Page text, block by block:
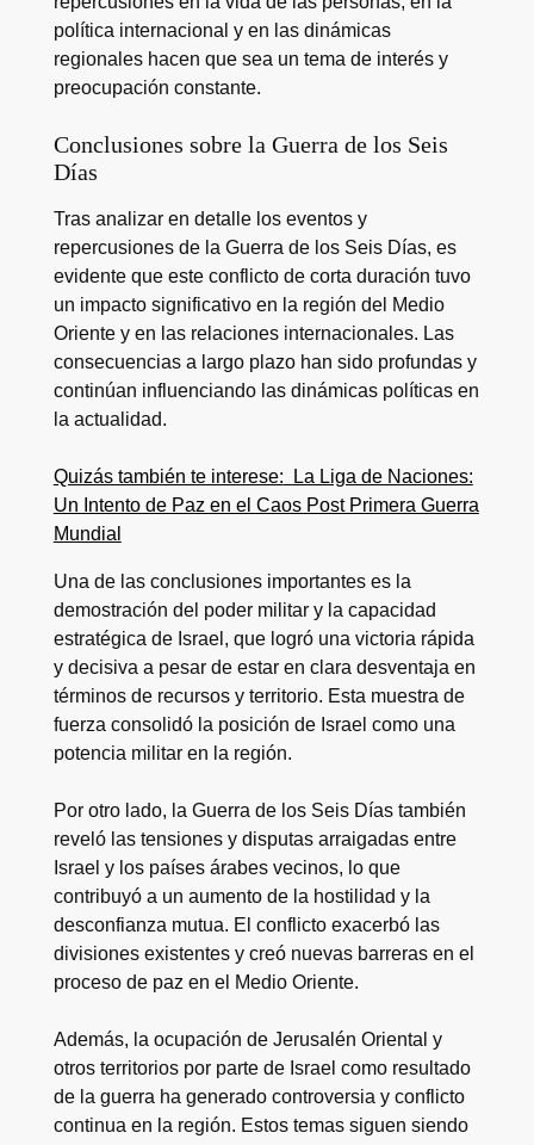
política internacional y en las dinámicas
regionales hacen que sea un tema de interés y
preocupación constante.
Conclusiones sobre la Guerra de los Seis
Días
Tras analizar en detalle los eventos y
repercusiones de la Guerra de los Seis Días, es
evidente que este conflicto de corta duración tuvo
un impacto significativo en la región del Medio
Oriente y en las relaciones internacionales. Las
consecuencias a largo plazo han sido profundas y
continúan influenciando las dinámicas políticas en
la actualidad.
Quizás también te interese:
La Liga de Naciones:
Un Intento de Paz en el Caos Post Primera Guerra
Mundial
Una de las conclusiones importantes es la
demostración del poder militar y la capacidad
estratégica de Israel, que logró una victoria rápida
y decisiva a pesar de estar en clara desventaja en
términos de recursos y territorio. Esta muestra de
fuerza consolidó la posición de Israel como una
potencia militar en la región.
Por otro lado, la Guerra de los Seis Días también
reveló las tensiones y disputas arraigadas entre
Israel y los países árabes vecinos, lo que
contribuyó a un aumento de la hostilidad y la
desconfianza mutua. El conflicto exacerbó las
divisiones existentes y creó nuevas barreras en el
proceso de paz en el Medio Oriente.
Además, la ocupación de Jerusalén Oriental y
otros territorios por parte de Israel como resultado
de la guerra ha generado controversia y conflicto
continua en la región. Estos temas siguen siendo